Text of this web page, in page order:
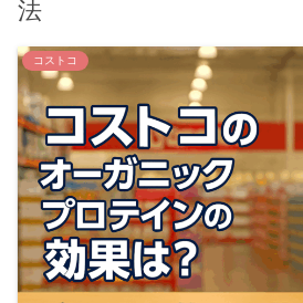
法
コストコ